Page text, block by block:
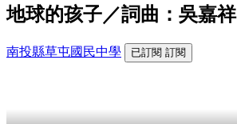
地球的孩子／詞曲：吳嘉祥
南投縣草屯國民中學 已訂閱 訂閱